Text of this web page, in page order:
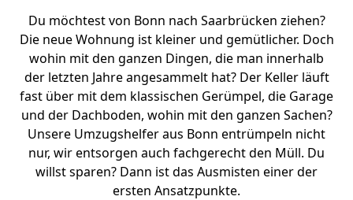
Du möchtest von Bonn nach Saarbrücken ziehen?
Die neue Wohnung ist kleiner und gemütlicher. Doch
wohin mit den ganzen Dingen, die man innerhalb
der letzten Jahre angesammelt hat? Der Keller läuft
fast über mit dem klassischen Gerümpel, die Garage
und der Dachboden, wohin mit den ganzen Sachen?
Unsere Umzugshelfer aus Bonn entrümpeln nicht
nur, wir entsorgen auch fachgerecht den Müll. Du
willst sparen? Dann ist das Ausmisten einer der
ersten Ansatzpunkte.